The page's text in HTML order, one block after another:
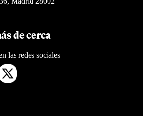
de cerca
las redes sociales